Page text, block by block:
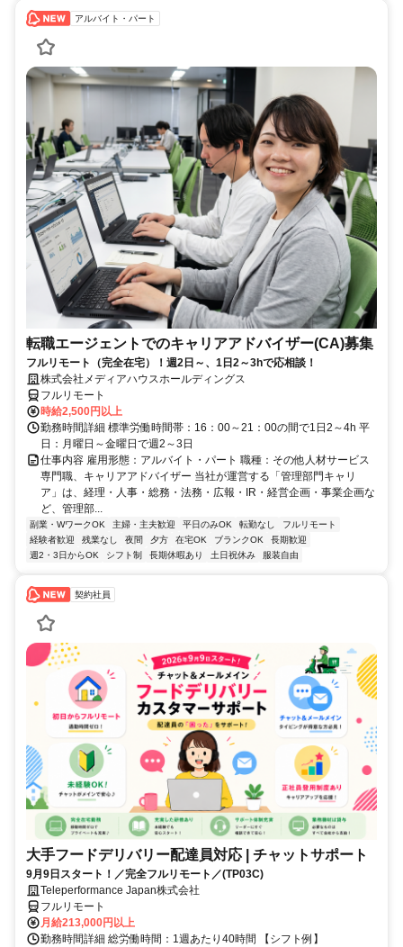
アルバイト・パート
転職エージェントでのキャリアアドバイザー(CA)募集
フルリモート（完全在宅）！週2日～、1日2～3hで応相談！
株式会社メディアハウスホールディングス
フルリモート
時給2,500円以上
勤務時間詳細 標準労働時間帯：16：00～21：00の間で1日2～4h 平
日：月曜日～金曜日で週2～3日
仕事内容 雇用形態：アルバイト・パート 職種：その他人材サービス
専門職、キャリアアドバイザー 当社が運営する「管理部門キャリ
ア」は、経理・人事・総務・法務・広報・IR・経営企画・事業企画な
ど、管理部...
副業・WワークOK 主婦・主夫歓迎 平日のみOK 転勤なし
フルリモート
経験者歓迎
残業なし 夜間 夕方 在宅OK ブランクOK
長期歓迎
週2・3日からOK
シフト制 長期休暇あり 土日祝休み 服装自由
契約社員
大手フードデリバリー配達員対応 | チャットサポート
9月9日スタート！／完全フルリモート／(TP03C)
Teleperformance Japan株式会社
フルリモート
月給213,000円以上
勤務時間詳細 総労働時間：1週あたり40時間 【シフト例】